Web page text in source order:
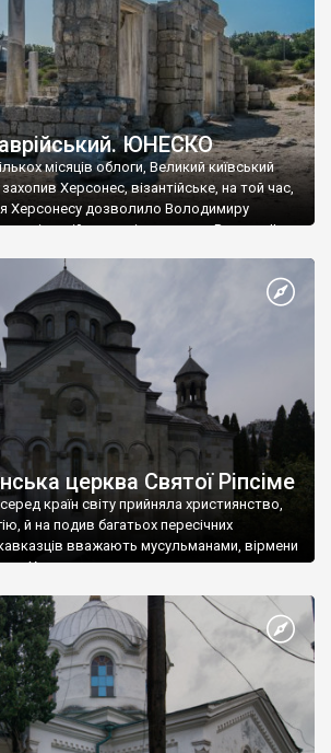
ЮНЕСКО
місяців облоги, Великий київський
Херсонес, візантійське, на той час,
Херсонесу дозволило Володимиру
візантійському імператору Василю ІІ, та
язичник, став Василем-християнином.
Русі. На честь Херсонесу Таврійського
церква Святої Ріпсіме
країн світу прийняла християнство,
й на подив багатьох пересічних
кавказців вважають мусульманами, вірмени
Христа